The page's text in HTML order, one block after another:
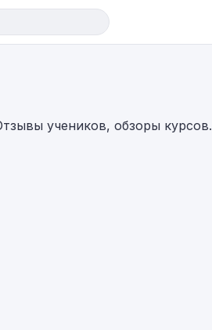
учеников, обзоры курсов.